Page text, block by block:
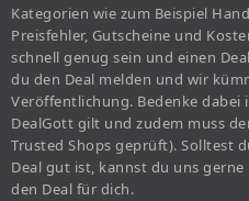
Kategorien wie zum Beispiel
Preisfehler, Gutscheine und
schnell genug sein und einen
du den Deal melden und wir
Veröffentlichung. Bedenke dabei
DealGott gilt und zudem muss
Trusted Shops geprüft). Solltest
Deal gut ist, kannst du uns
den Deal für dich.